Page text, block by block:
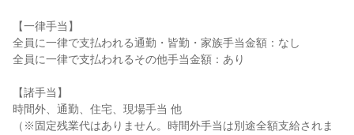
【一律手当】
全員に一律で支払われる通勤・皆勤・家族手当金額：なし
全員に一律で支払われるその他手当金額：あり
【諸手当】
時間外、通勤、住宅、現場手当 他
（※固定残業代はありません。時間外手当は別途全額支給されま